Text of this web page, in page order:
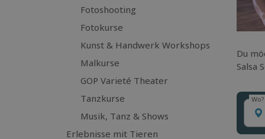
Fotoshooting
Fotokurse
Kunst & Handwerk Workshops
Malkurse
GOP Varieté Theater
Tanzkurse
Musik, Tanz & Shows
Erlebnisse mit Tieren
Du
Salsa
Wo?
Wo?